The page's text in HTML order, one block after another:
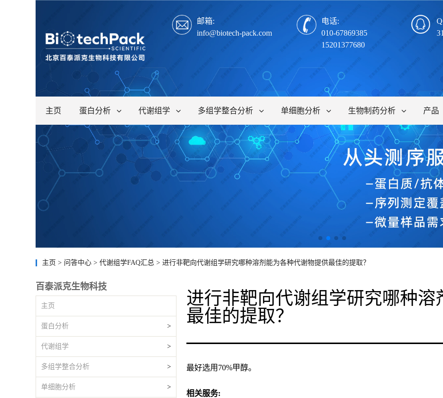
邮箱:
info@biotech-pack.com
电话:
010-67869385
15201377680
主页 蛋白分析 代谢组学 多组学整合分析 单细胞分析 生物制药分析 产品
主页 > 问答中心 > 代谢组学FAQ汇总 > 进行非靶向代谢组学研究哪种溶剂能为各种代谢物提供最佳的提取？
百泰派克生物科技
主页
蛋白分析 >
代谢组学 >
多组学整合分析 >
单细胞分析 >
进行非靶向代谢组学研究哪种
最佳的提取？
最好选用70%甲醇。
相关服务: